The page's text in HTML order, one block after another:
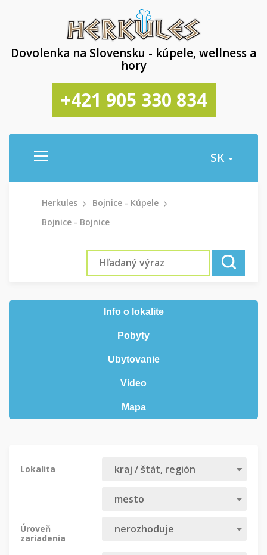
Dovolenka na Slovensku - kúpele, wellness a
hory
+421 905 330 834
SK
Herkules
Bojnice - Kúpele
Bojnice - Bojnice
Info o lokalite
Pobyty
Ubytovanie
Video
Mapa
Lokalita
Úroveň
zariadenia